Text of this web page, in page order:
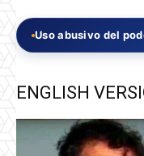
Uso abusivo del
ENGLISH